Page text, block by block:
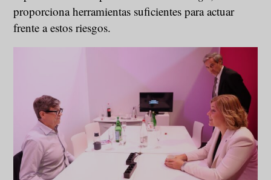
proporciona herramientas suficientes para actuar
frente a estos riesgos.